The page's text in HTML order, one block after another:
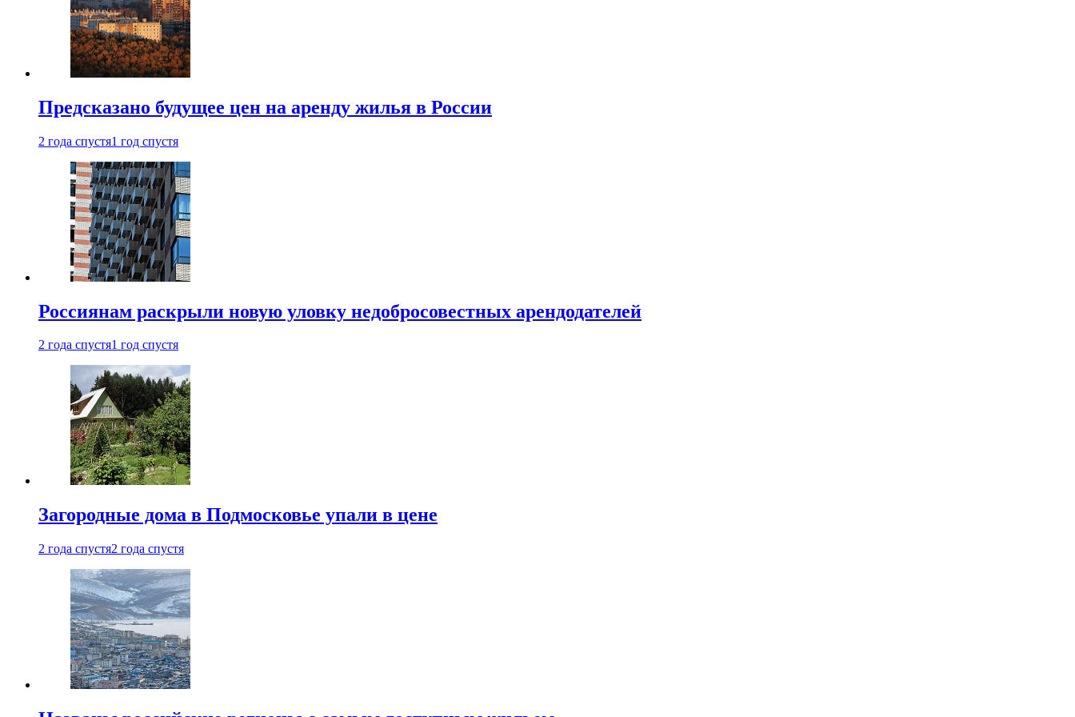
Предсказано будущее цен на аренду жилья в России
2 года спустя1 год спустя
Россиянам раскрыли новую уловку недобросовестных арендодателей
2 года спустя1 год спустя
Загородные дома в Подмосковье упали в цене
2 года спустя2 года спустя